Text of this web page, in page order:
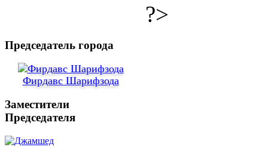
?>
Председатель города
Фирдавс Шарифзода
Заместители
Председателя